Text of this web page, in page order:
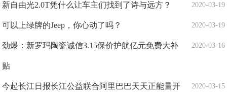
2020-03-19
新自由光2.0T凭什么让车主们找到了诗与远方？
2020-03-19
可以上绿牌的Jeep，你心动了吗？
2020-03-16
劲爆：新罗玛陶瓷诚信3.15保价护航亿元免费大补
贴
2020-03-15
今起长江日报长江公益联合阿里巴巴天天正能量开